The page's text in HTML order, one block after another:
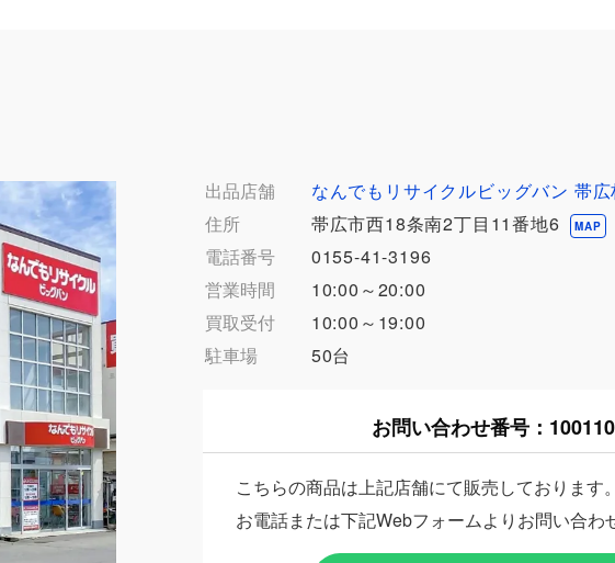
出品店舗
なんでもリサイクルビッグバン 帯
住所
帯広市西18条南2丁目11番地6 MAP
電話番号
0155-41-3196
営業時間
10:00～20:00
買取受付
10:00～19:00
駐車場
50台
お問い合わせ番号：
こちらの商品は上記店舗にて販売しております
お電話または下記Webフォームよりお問い合わ